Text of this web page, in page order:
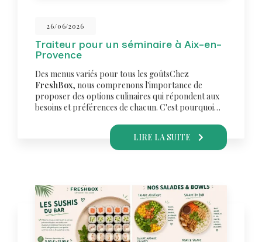
26/06/2026
Traiteur pour un séminaire à Aix-en-
Provence
Des menus variés pour tous les goûtsChez
FreshBox, nous comprenons l'importance de
proposer des options culinaires qui répondent aux
besoins et préférences de chacun. C'est pourquoi…
LIRE LA SUITE